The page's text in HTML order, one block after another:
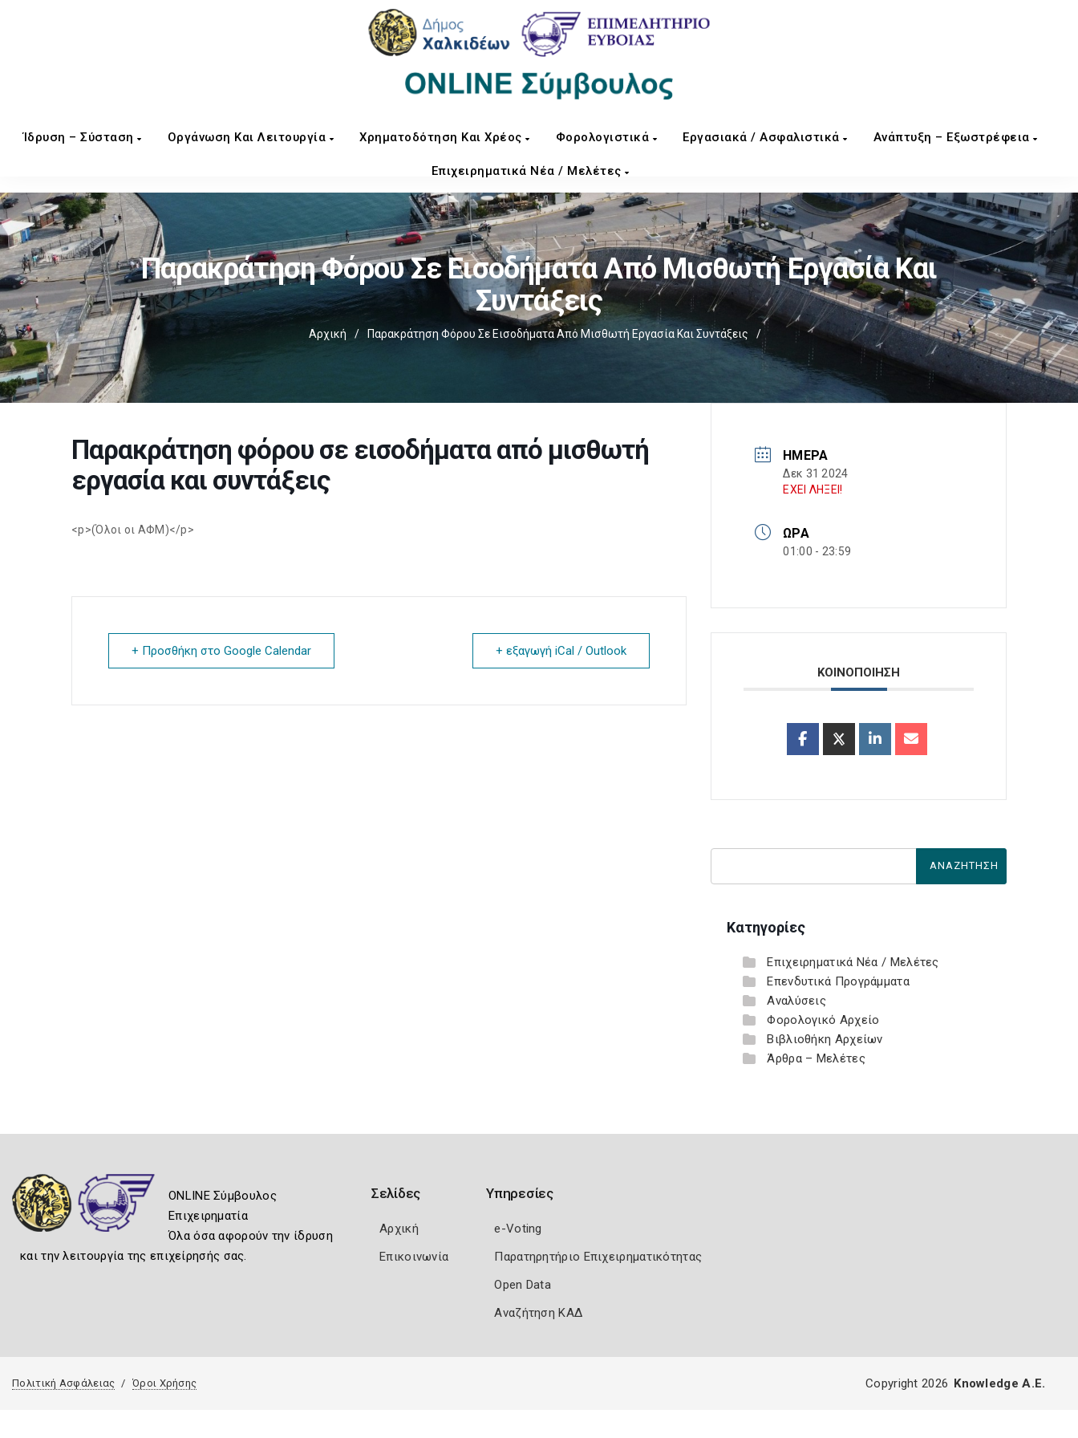
Ίδρυση – Σύσταση Οργάνωση Και Λειτουργία Χρηματοδότηση Και Χρέος Φορολογιστικά Εργασιακά / Ασφαλιστικά Ανάπτυξη – Εξωστρέφεια
Επιχειρηματικά Νέα / Μελέτες
Παρακράτηση Φόρου Σε Εισοδήματα Από Μισθωτή Εργασία Και
Συντάξεις
Αρχική / Παρακράτηση Φόρου Σε Εισοδήματα Από Μισθωτή Εργασία Και Συντάξεις /
Παρακράτηση φόρου σε εισοδήματα από μισθωτή
εργασία και συντάξεις
<p>(Όλοι οι ΑΦΜ)</p>
+ Προσθήκη στο Google Calendar + εξαγωγή iCal / Outlook
ΗΜΈΡΑ
Δεκ 31 2024
ΕΧΕΙ ΛΗΞΕΙ!
ΏΡΑ
01:00 - 23:59
ΚΟΙΝΟΠΟΙΗΣΗ
Κατηγορίες
Επιχειρηματικά Νέα / Μελέτες
Επενδυτικά Προγράμματα
Αναλύσεις
Φορολογικό Αρχείο
Βιβλιοθήκη Αρχείων
Άρθρα – Μελέτες
ONLINE Σύμβουλος
Επιχειρηματία
Όλα όσα αφορούν την ίδρυση
και την λειτουργία της επιχείρησής σας.
Σελίδες
Αρχική
Επικοινωνία
Υπηρεσίες
e-Voting
Παρατηρητήριο Επιχειρηματικότητας
Open Data
Αναζήτηση ΚΑΔ
Πολιτική Ασφάλειας Όροι Χρήσης Copyright 2026 Knowledge A.E.